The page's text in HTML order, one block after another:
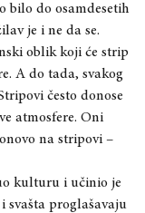
bilo do osamdesetih
je i ne da se.
oblik koji će strip
A do tada, svakog
često donose
atmosfere. Oni
na stripovi –
kulturu i učinio je
svašta proglašavaju